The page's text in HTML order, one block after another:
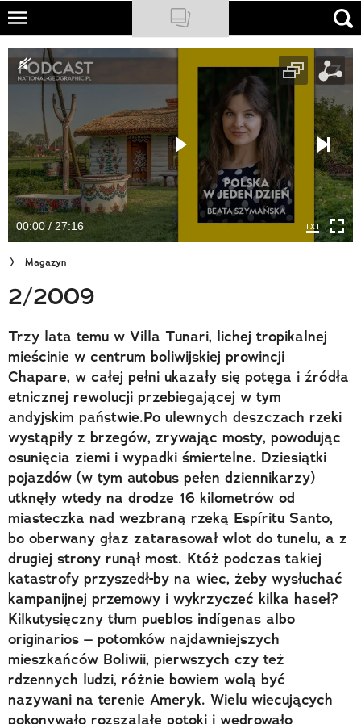
Skip
main
content
NATIONAL GEOGRAPHIC
TRAVELER
PODCASTY
Sklep
Newsletter
Cuda Polski
Wielki Konkurs Fotograficzny
Trendbook Podróżniczy
Polecane
00:00 / 27:16
Magazyn
2/2009
Trzy lata temu w Villa Tunari, lichej tropikalnej
mieścinie w centrum boliwijskiej prowincji
Chapare, w całej pełni ukazały się potęga i źródła
etnicznej rewolucji przebiegającej w tym
andyjskim państwie.Po ulewnych deszczach rzeki
wystąpiły z brzegów, zrywając mosty, powodując
osunięcia ziemi i wypadki śmiertelne. Dziesiątki
pojazdów (w tym autobus pełen dziennikarzy)
utknęły wtedy na drodze 16 kilometrów od
miasteczka nad wezbraną rzeką Espíritu Santo,
bo oberwany głaz zatarasował wlot do tunelu, a z
drugiej strony runął most. Któż podczas takiej
katastrofy przyszedł-by na wiec, żeby wysłuchać
kampanijnej przemowy i wykrzyczeć kilka haseł?
Kilkutysięczny tłum pueblos indígenas albo
originarios – potomków najdawniejszych
mieszkańców Boliwii, pierwszych czy też
rdzennych ludzi, różnie bowiem wolą być
nazywani na terenie Ameryk. Wielu wiecujących
pokonywało rozszalałe potoki i wędrowało